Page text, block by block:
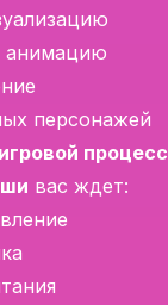
анимацию
персонажей
процесс
вас ждет: